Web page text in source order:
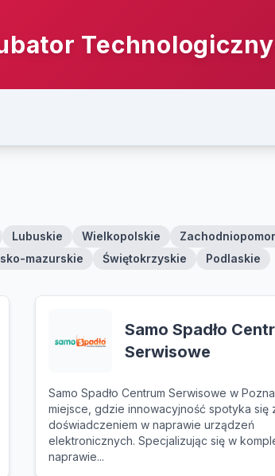
Technologiczny
Lubuskie Wielkopolskie
mazurskie Świętokrzyskie Podlaskie
Samo Spadło
Serwisowe
Samo Spadło Centrum Serwisowe w
miejsce, gdzie innowacyjność spotyka się
doświadczeniem w naprawie urządzeń
elektronicznych. Specjalizując się w
naprawie...